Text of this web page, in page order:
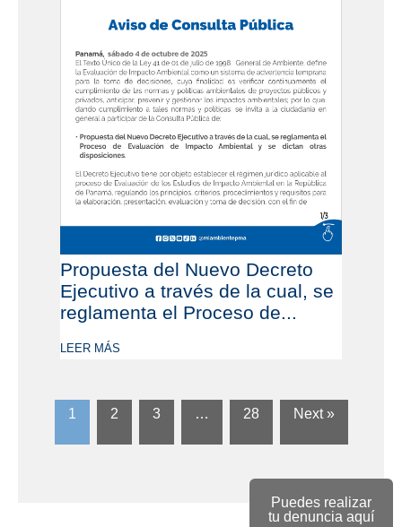
Puedes realizar
tu denuncia aquí
Propuesta del Nuevo Decreto
Ejecutivo a través de la cual, se
reglamenta el Proceso de...
LEER MÁS
1 2 3 … 28 Next »